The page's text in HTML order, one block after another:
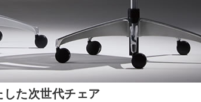
た次世代チェア